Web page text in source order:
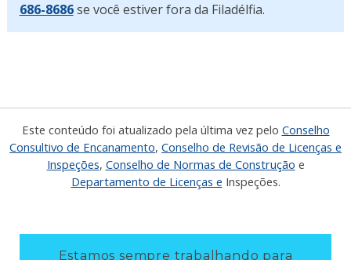
686-8686se você estiver fora da Filadélfia.
Este conteúdo foi atualizado pela última vez pelo Conselho
Consultivo de Encanamento, Conselho de Revisão de Licenças e
Inspeções, Conselho de Normas de Construção e
Departamento de Licenças e Inspeções.
Estamos sempre trabalhando para